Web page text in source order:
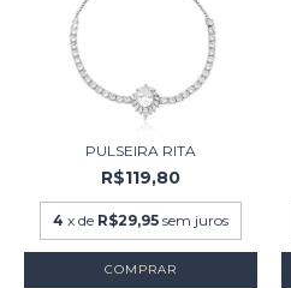
PULSEIRA RITA
R$119,80
4 x de R$29,95 sem juros
COMPRAR